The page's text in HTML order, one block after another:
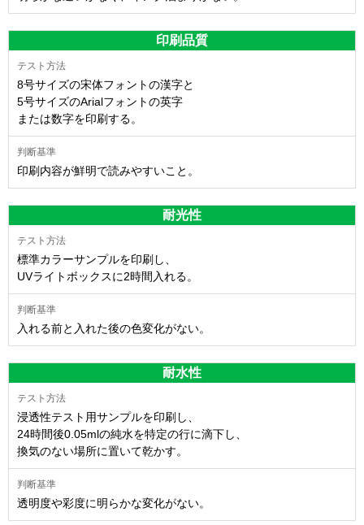
印刷品質
8号サイズの宋体フォントの漢字と
5号サイズのArialフォントの英字
または数字を印刷する。
印刷内容が鮮明で読みやすいこと。
耐光性
標準カラーサンプルを印刷し、
UVライトボックスに2時間入れる。
入れる前と入れた後の色変化がない。
耐水性
浸透性テスト用サンプルを印刷し、
24時間後0.05mlの純水を特定の行に滴下し、
換気のない場所に置いて乾かす。
透明度や彩度に明らかな変化がない。